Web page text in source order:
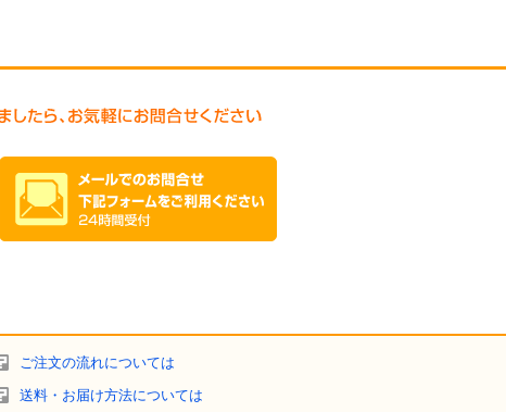
ご注文の流れについては
送料・お届け方法については